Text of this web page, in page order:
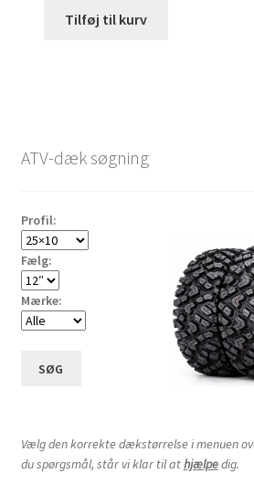
Tilføj til kurv
ATV-dæk søgning
Profil:
Fælg:
Mærke:
SØG
Vælg den korrekte dækstørrelse i menuen
du spørgsmål, står vi klar til athjælpedig.